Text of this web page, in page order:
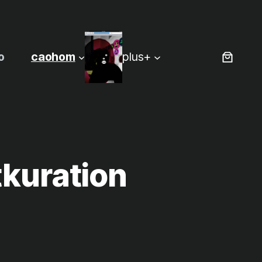
caohom plus+